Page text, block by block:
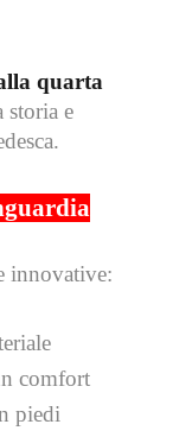
quarta
storia e
innovative:
comfort
piedi